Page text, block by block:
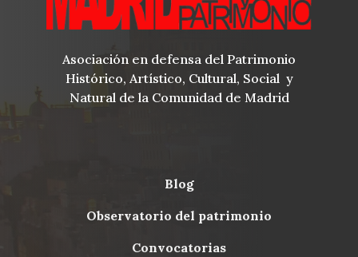
Asociación en defensa del Patrimonio
Histórico, Artístico, Cultural, Social y
Natural de la Comunidad de Madrid
Menu
blog
observatorio del patrimonio
convocatorias